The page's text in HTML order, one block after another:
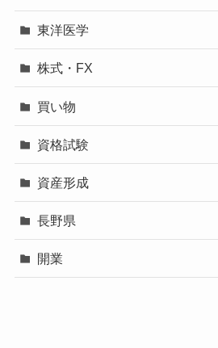
東洋医学
株式・FX
買い物
資格試験
資産形成
長野県
開業